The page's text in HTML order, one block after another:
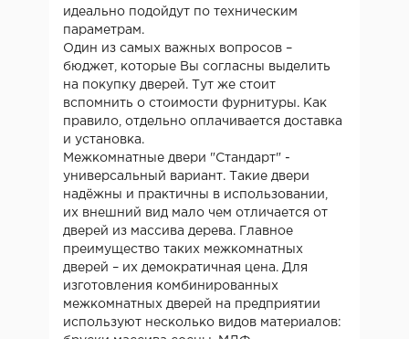
идеально подойдут по техническим
параметрам.
Один из самых важных вопросов –
бюджет, которые Вы согласны выделить
на покупку дверей. Тут же стоит
вспомнить о стоимости фурнитуры. Как
правило, отдельно оплачивается доставка
и установка.
Межкомнатные двери "Стандарт" -
универсальный вариант. Такие двери
надёжны и практичны в использовании,
их внешний вид мало чем отличается от
дверей из массива дерева. Главное
преимущество таких межкомнатных
дверей – их демократичная цена. Для
изготовления комбинированных
межкомнатных дверей на предприятии
используют несколько видов материалов: